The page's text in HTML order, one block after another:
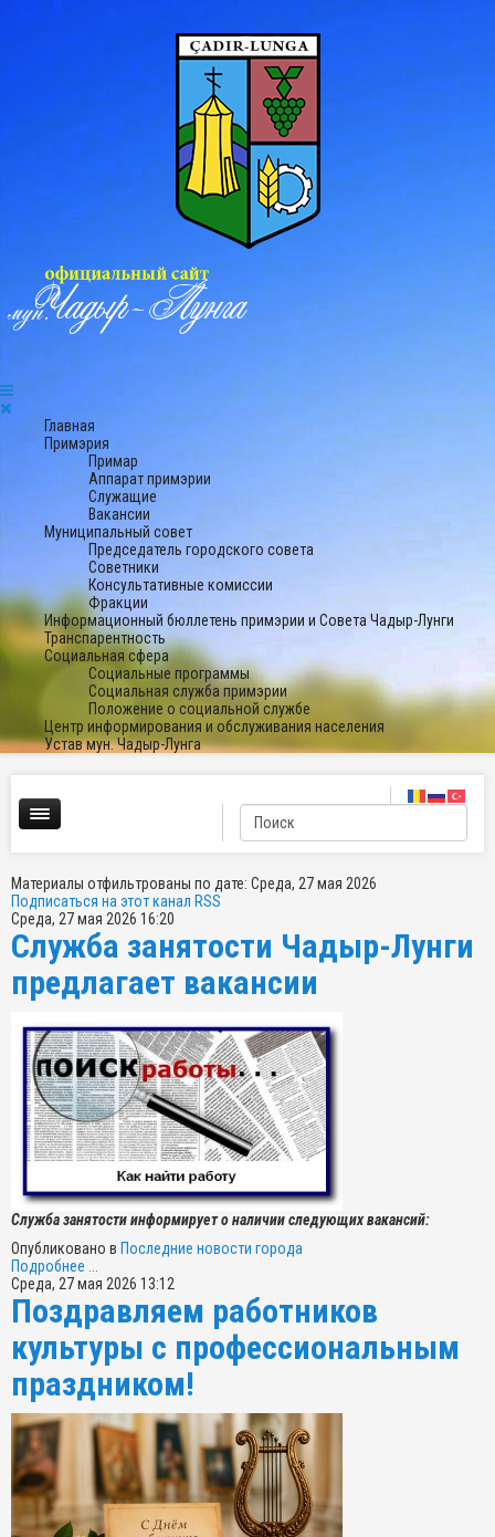
Главная
Примэрия
Примар
Аппарат примэрии
Служащие
Вакансии
Муниципальный совет
Председатель городского совета
Советники
Консультативные комиссии
Фракции
Информационный бюллетень примэрии и Совета Чадыр-Лунги
Транспарентность
Социальная сфера
Социальные программы
Социальная служба примэрии
Положение о социальной службе
Центр информирования и обслуживания населения
Устав мун. Чадыр-Лунга
Материалы отфильтрованы по дате: Среда, 27 мая 2026
Подписаться на этот канал RSS
Среда, 27 мая 2026 16:20
Служба занятости Чадыр-Лунги
предлагает вакансии
Служба занятости информирует о наличии следующих вакансий:
Опубликовано в Последние новости города
Подробнее ...
Среда, 27 мая 2026 13:12
Поздравляем работников
культуры с профессиональным
праздником!